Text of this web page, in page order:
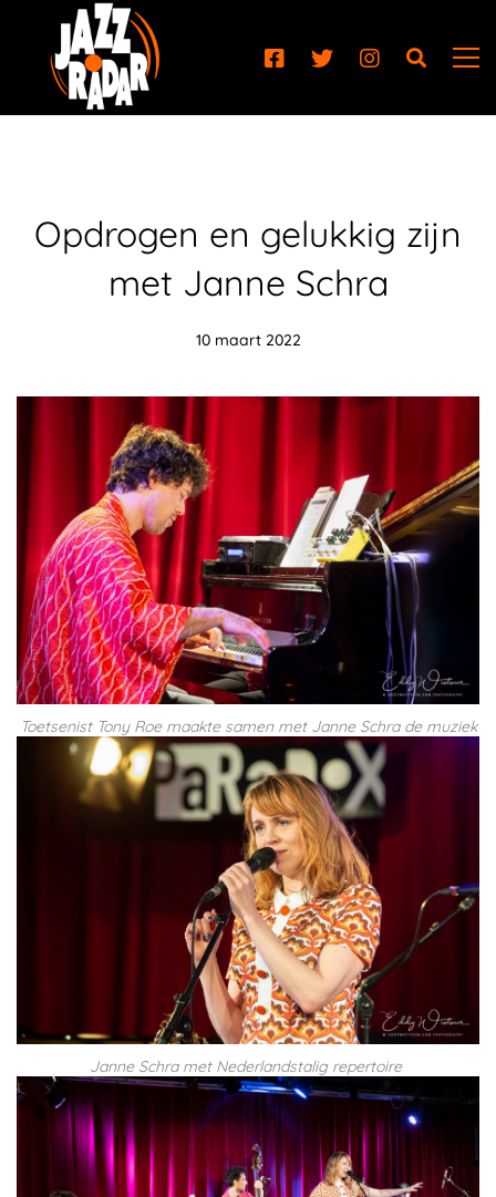
Opdrogen en gelukkig zijn
met Janne Schra
10 maart 2022
Toetsenist Tony Roe maakte samen met Janne Schra de muziek
Janne Schra met Nederlandstalig repertoire